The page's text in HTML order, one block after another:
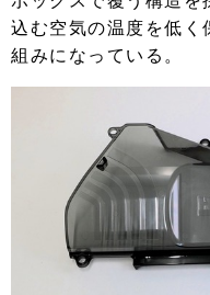
込む空気の温度を低く
組みになっている。